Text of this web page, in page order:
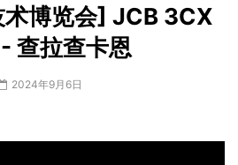
术博览会] JCB 3CX
查拉查卡恩
2024年9月6日